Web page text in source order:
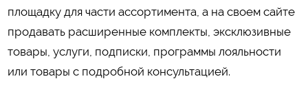
площадку для части ассортимента, а на своем сайте
продавать расширенные комплекты, эксклюзивные
товары, услуги, подписки, программы лояльности
или товары с подробной консультацией.